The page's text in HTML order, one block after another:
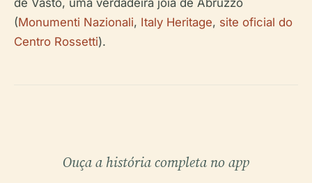
(Monumenti Nazionali, Italy Heritage, site oficial do
Centro Rossetti).
Ouça a história completa no app